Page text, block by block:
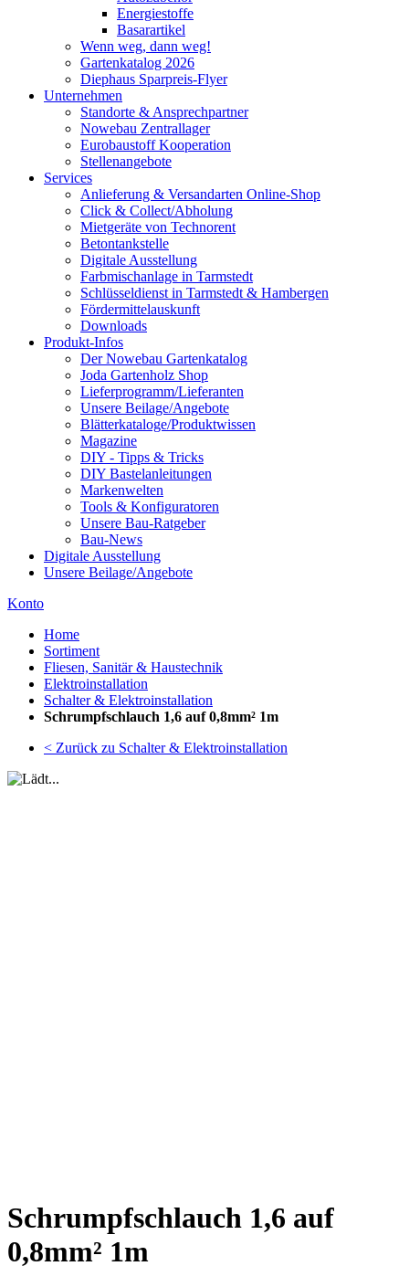
Energiestoffe
Basarartikel
Wenn weg, dann weg!
Gartenkatalog 2026
Diephaus Sparpreis-Flyer
Unternehmen
Standorte & Ansprechpartner
Nowebau Zentrallager
Eurobaustoff Kooperation
Stellenangebote
Services
Anlieferung & Versandarten Online-Shop
Click & Collect/Abholung
Mietgeräte von Technorent
Betontankstelle
Digitale Ausstellung
Farbmischanlage in Tarmstedt
Schlüsseldienst in Tarmstedt & Hambergen
Fördermittelauskunft
Downloads
Produkt-Infos
Der Nowebau Gartenkatalog
Joda Gartenholz Shop
Lieferprogramm/Lieferanten
Unsere Beilage/Angebote
Blätterkataloge/Produktwissen
Magazine
DIY - Tipps & Tricks
DIY Bastelanleitungen
Markenwelten
Tools & Konfiguratoren
Unsere Bau-Ratgeber
Bau-News
Digitale Ausstellung
Unsere Beilage/Angebote
Konto
Home
Sortiment
Fliesen, Sanitär & Haustechnik
Elektroinstallation
Schalter & Elektroinstallation
Schrumpfschlauch 1,6 auf 0,8mm² 1m
< Zurück zu Schalter & Elektroinstallation
Schrumpfschlauch 1,6 auf
0,8mm² 1m